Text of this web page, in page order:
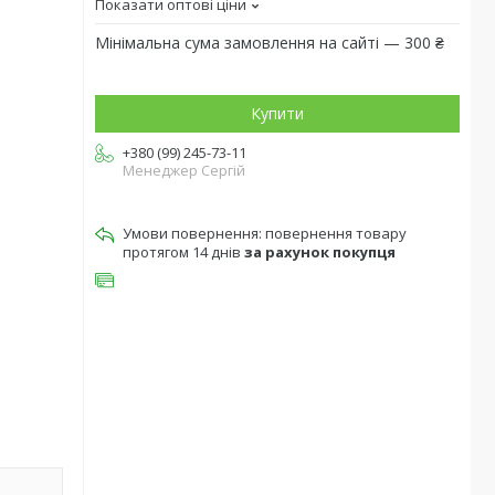
Показати оптові ціни
Мінімальна сума замовлення на сайті — 300 ₴
Купити
+380 (99) 245-73-11
Менеджер Сергій
повернення товару
протягом 14 днів за рахунок покупця